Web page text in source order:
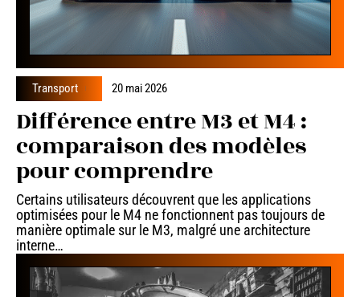
Transport 20 mai 2026
Différence entre M3 et M4 :
comparaison des modèles
pour comprendre
Certains utilisateurs découvrent que les applications
optimisées pour le M4 ne fonctionnent pas toujours de
manière optimale sur le M3, malgré une architecture
interne…